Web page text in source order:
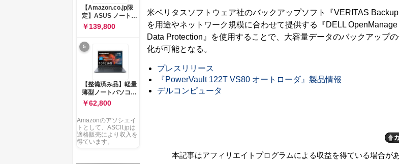
米ベリタスソフトウェア社のバックアップソフト『VERITAS Backup
を用途やネットワーク規模に合わせて提供する『DELL
Data Protection』を使用することで、大容量データのバックアップ
化が可能となる。
プレスリリース
『PowerVault 122T VS80 オートローダ』製品情報
デルコンピュータ
本記事はアフィリエイトプログラムによる収益を得ている場合が
テリー駆動12.6時間
重量1.39kg ルナグレ
ー 83K9003JJP ノー
トPC
【Amazon.co.jp限
定】ASUS ノートパ
ソコン Vivobook 15
M1502NAQ 15.6イ
ンチ AMD Ryzen 7
170 メモリ16GB
SSD 512GB
Microsoft 365
Personal (24か月版)
搭載 Windows 11 重
量1.7kg Wi-Fi 6E ク
ワイエットブルー
M1502NAQ-
￥139,800
5
【整備済み品】軽量
薄型ノートパソコン
dynabook G83 ■
13.3型
FHD(1920x1080) -
高性能第11世代Core
i5-1135G7 - メモリ
16GB - SSD 256GB
￥62,800
Amazonのアソシエイ
トとして、ASCII.jpは
適格販売により収入を
得ています。